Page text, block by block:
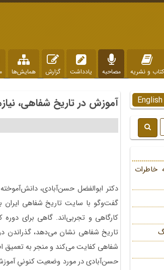
کتاب و نشریه مصاحبه یادداشت گزارش همایش‌ها
آموزش در تاریخ شفاهی،
دکتر ابوالفضل حسن‌آبادی،
گفت‌وگو با سایت تاریخ شفاهی
کارگاهی و تجربی‌اند. گاهی برای
تاریخ شفاهی نشان می‌دهد، گذراندن
شفاهی کفایت می‌کند و منجر به تعمیق
حسن‌آبادی در مورد وضعیت کنونیِ
English
خاطرات